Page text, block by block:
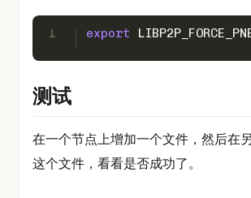
1 export
测试
在一个节点上增加一个文件，然后在
这个文件，看看是否成功了。